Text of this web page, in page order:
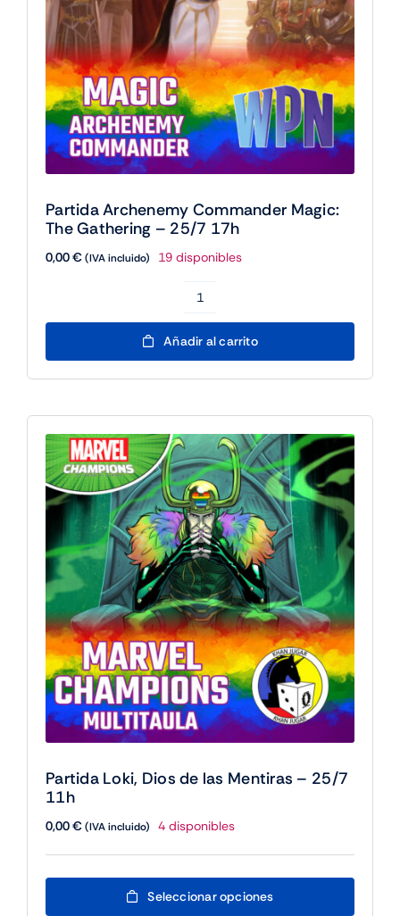
Partida Archenemy Commander Magic:
The Gathering – 25/7 17h
0,00€(IVA incluido) 19 disponibles
Partida
Magic:
-
25/7
17h
cantidad
Añadir al carrito
Partida Loki, Dios de las Mentiras – 25/7
11h
0,00€(IVA incluido) 4 disponibles
Seleccionar opciones
Este